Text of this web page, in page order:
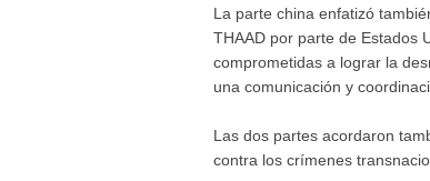
La parte china enfatizó
THAAD por parte de Estados
comprometidas a lograr la
una comunicación y
Las dos partes acordaron
contra los crímenes